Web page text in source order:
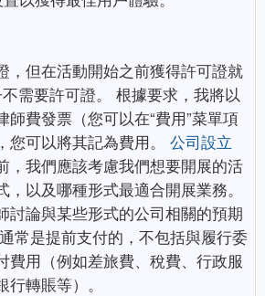
，但在活動開始之前獲得許可證就
需要許可證。 根據要求，我將以
師費發票（您可以在“費用”菜單項
您可以將其記為費用。 公司設立
，我們應該考慮我們想要開展的活
以及哪種形式最適合開展業務。
討論與某些形式的公司相關的預期
常是提前支付的，不包括與履行委
費用（例如差旅費、稅費、行政服
轉賬等）。